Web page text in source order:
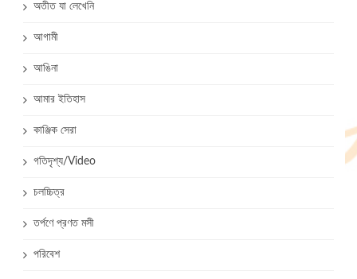
অতীত যা লেখেনি
আগামী
আঙিনা
আমার ইতিহাস
কাঞ্জিক সেরা
গতিদৃশ্য/Video
চলচ্চিত্র
তর্পণে প্রণত মসী
পরিবেশ